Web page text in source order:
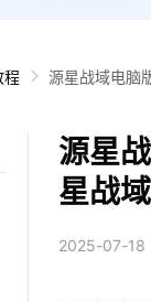
程 源星战域电脑
源星
星战
2025-07-18